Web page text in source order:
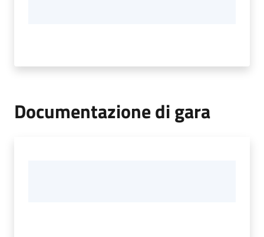
Documentazione di gara